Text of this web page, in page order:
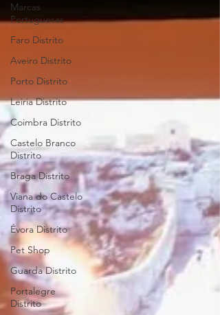
Marcas
Portuguesas
Faro Distrito
Aveiro Distrito
Porto Distrito
Leiria Distrito
Coimbra Distrito
Castelo Branco
Distrito
Braga Distrito
Viana do Castelo
Distrito
Évora Distrito
Pet Shop
Guarda Distrito
Portalegre
Distrito